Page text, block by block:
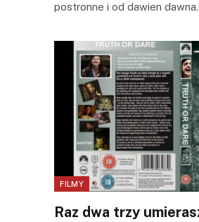
postronne i od dawien
FILMY
Raz dwa trzy